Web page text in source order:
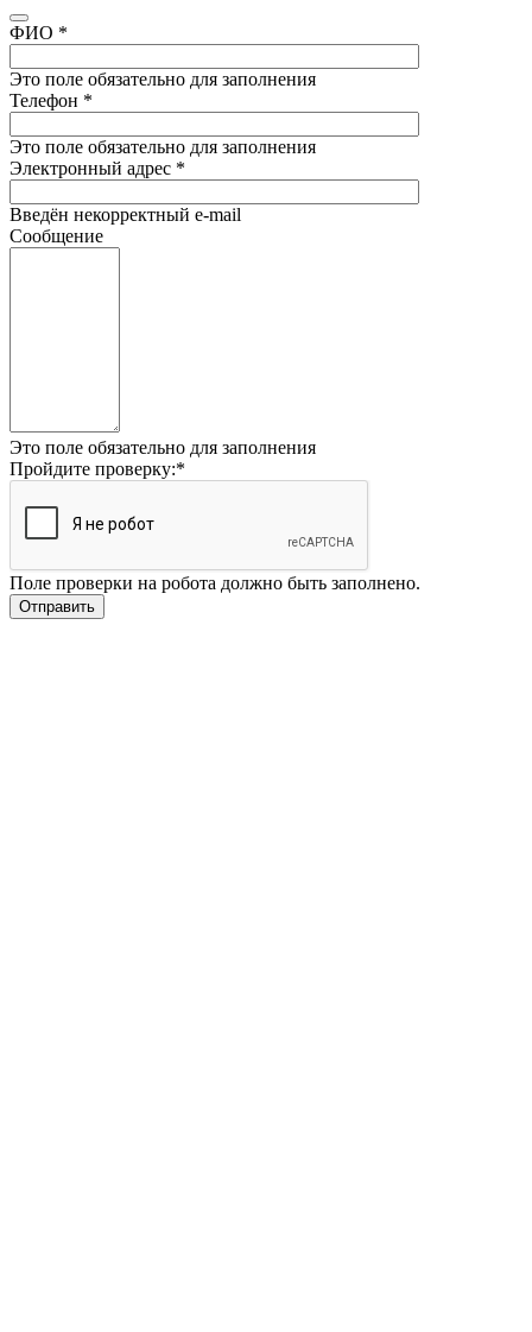
ФИО *
Это поле обязательно для заполнения
Телефон *
Это поле обязательно для заполнения
Электронный адрес *
Введён некорректный e-mail
Сообщение
Это поле обязательно для заполнения
Пройдите проверку:*
Поле проверки на робота должно быть заполнено.